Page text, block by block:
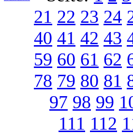
21 22 23 24
40 41 42 43
59 60 61 62
78 79 80 81
97 98 99
111 112